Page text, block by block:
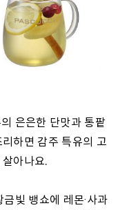
은은한 단맛과 통팥
하면 감주 특유의 고
아나요.
금빛 뱅쇼에 레몬·사과